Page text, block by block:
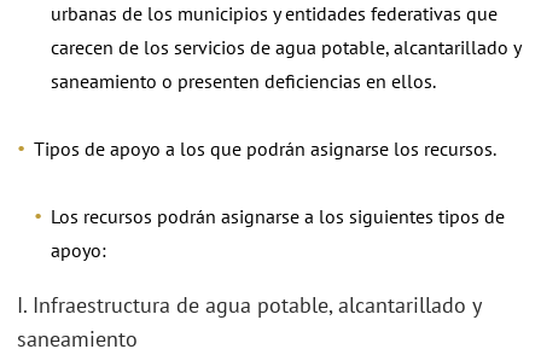
urbanas de los municipios y entidades federativas que
carecen de los servicios de agua potable, alcantarillado y
saneamiento o presenten deficiencias en ellos.
Tipos de apoyo a los que podrán asignarse los recursos.
Los recursos podrán asignarse a los siguientes tipos de
apoyo:
I. Infraestructura de agua potable, alcantarillado y
saneamiento